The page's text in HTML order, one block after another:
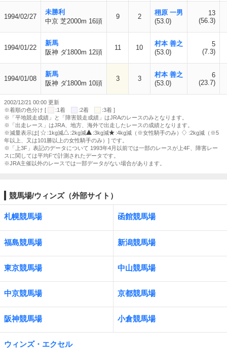
1994/02/27
未勝利
中京 芝2000m 16頭
9 2
栩原 一男
(53.0)
13
(56.3)
1994/01/22
新馬
阪神 ダ1800m 12頭
11 10
村本 善之
(53.0)
5
(7.3)
1994/01/08
新馬
阪神 ダ1800m 10頭
3 3
村本 善之
(53.0)
6
(23.7)
2002/12/21 00:00 更新
※着順の色分け [
:1着 :2着
:3着 ]
※「平地競走成績」と「障害競走成績」はJRAのレースのみとなります。
※「出走レース」はJRA、地方、海外で出走したレースの成績となります。
※減量表示は[
:1kg減 :2kg減 :3kg減 :4kg減（※女性騎手のみ）
:2kg減（※5
年以上、又は101勝以上の女性騎手のみ）] です。
※「上3F」表記のデータについて 1993年4月以前では一部のレースが上4F、障害レー
スに関しては平均Fで計測されたデータです。
※JRA主催以外のレースでは一部データがない場合があります。
競馬場/ウィンズ（外部サイト）
札幌競馬場 函館競馬場
福島競馬場 新潟競馬場
東京競馬場 中山競馬場
中京競馬場 京都競馬場
阪神競馬場 小倉競馬場
ウィンズ・エクセル